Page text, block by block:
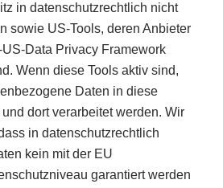
in datenschutzrechtlich nicht
sowie US-Tools, deren Anbieter
Data Privacy Framework
Wenn diese Tools aktiv sind,
Daten in diese
dort verarbeitet werden. Wir
in datenschutzrechtlich
kein mit der EU
garantiert werden